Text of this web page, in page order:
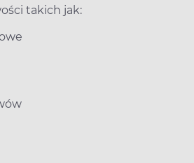
takich jak: